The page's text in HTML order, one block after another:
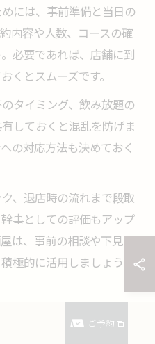
には、事前準備と当日の
内容や人数、コースの確
必要であれば、店舗に到
くとスムーズです。
タイミング、飲み放題の
しておくと混乱を防げま
の対応方法も決めておく
、退店時の流れまで段取
事としての評価もアップ
は、事前の相談や下見に
極的に活用しましょう。
める居酒屋活
ご予約